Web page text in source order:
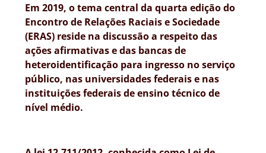
Em 2019, o tema central da quarta edição do
Encontro de Relações Raciais e Sociedade
(ERAS) reside na discussão a respeito das
ações afirmativas e das bancas de
heteroidentificação para ingresso no serviço
público, nas universidades federais e nas
instituições federais de ensino técnico de
nível médio.